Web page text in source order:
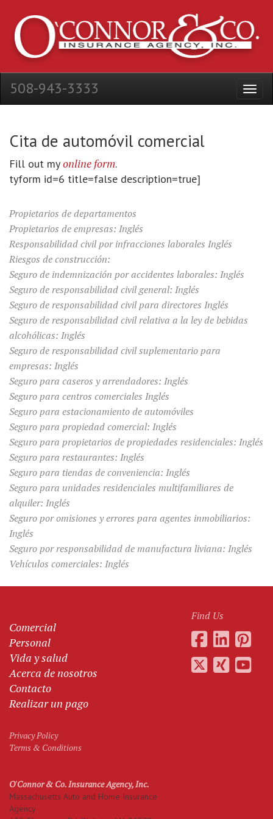
508-943-3333
Cita de automóvil comercial
Fill out myonline form.
tyform id=6 title=false description=true]
Propietarios de departamentos
Propietarios de empresas: Inglés
Responsabilidad civil por infracciones laborales Inglés
Riesgos de construcción:
Seguro de indemnización por accidentes laborales: Inglés
Seguro de responsabilidad civil general: Inglés
Seguro de responsabilidad civil para directores Inglés
Seguro de responsabilidad civil relativa a la ley de bebidas
alcohólicas: Inglés
Seguro de responsabilidad civil suplementario para
empresas: Inglés
Seguro para caseros y arrendadores: Inglés
Seguro para centros comerciales Inglés
Seguro para estacionamiento de automóviles
Seguro para propiedad comercial: Inglés
Seguro para propietarios de propiedades residenciales: Inglés
Seguro para restaurantes: Inglés
Seguro para tiendas de conveniencia: Inglés
Seguro para unidades residenciales multifamiliares de
alquiler: Inglés
Seguro por omisiones y errores para agentes inmobiliarios:
Inglés
Seguro por responsabilidad de manufactura liviana: Inglés
Vehículos comerciales: Inglés
Comercial
Personal
Vida y salud
Acerca de nosotros
Contacto
Realizar un pago
Privacy Policy
Terms & Conditions
O'Connor & Co. Insurance Agency, Inc.
Massachusetts Auto and Home Insurance
Agency
Find Us